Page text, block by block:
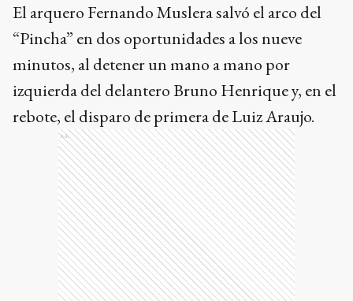
El arquero Fernando Muslera salvó el arco del
“Pincha” en dos oportunidades a los nueve
minutos, al detener un mano a mano por
izquierda del delantero Bruno Henrique y, en el
rebote, el disparo de primera de Luiz Araujo.
Ads